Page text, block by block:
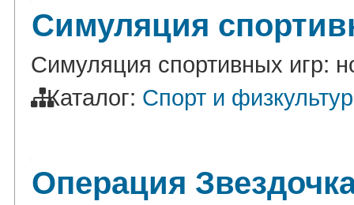
Симуляция
Симуляция спортивных игр:
Каталог: Спорт и
Операция